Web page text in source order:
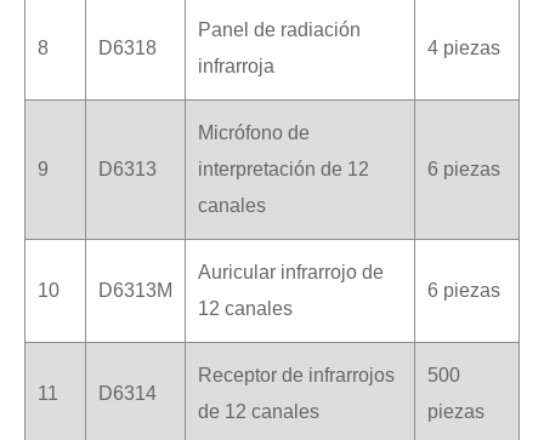
8 D6318
Panel de radiación
infrarroja
4 piezas
9 D6313
Micrófono de
interpretación de 12
canales
6 piezas
10 D6313M
Auricular infrarrojo de
12 canales
6 piezas
11 D6314
Receptor de infrarrojos
de 12 canales
500
piezas